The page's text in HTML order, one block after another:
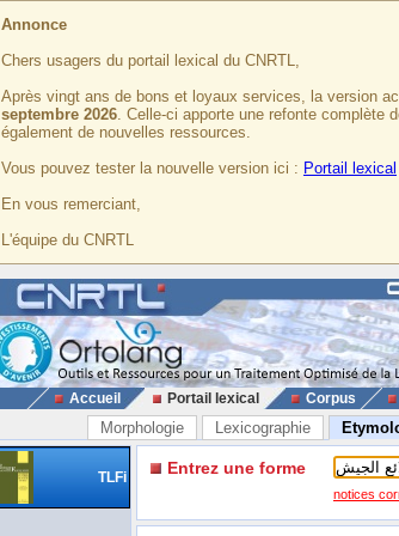
Annonce
Chers usagers du portail lexical du CNRTL,
Après vingt ans de bons et loyaux services, la version
septembre 2026. Celle-ci apporte une refonte complète
également de nouvelles ressources.
Vous pouvez tester la nouvelle version ici : Portail lexical
En vous remerciant,
L'équipe du CNRTL
Accueil Portail lexical Corpus
Morphologie Lexicographie
TLFi Entrez une forme
notices